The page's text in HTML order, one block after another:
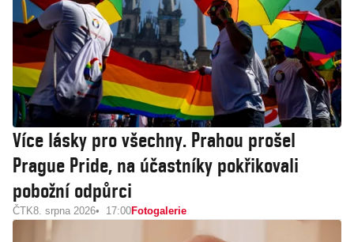
Více lásky pro všechny. Prahou prošel
Prague Pride, na účastníky pokřikovali
pobožní odpůrci
ČTK8. srpna 2026 17:00Fotogalerie